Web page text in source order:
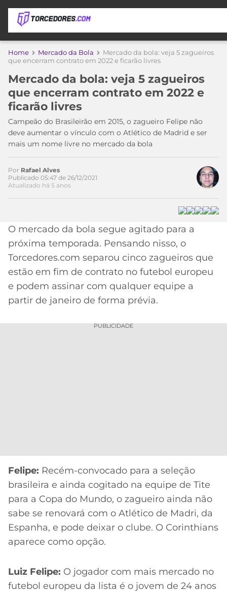
APOSTAS
DE
APOSTA
MELHORES
SITES
DE
APOSTAS
2026
CÓDIGO
DE
INDICAÇÃO
BET365
CÓDIGO
CASSINOS
ONLINE
2026
COPA
DO
MUNDO
TIMES
MEU
TIME
CORINTHIANS
SÃO
PAULO
GRÊMIO
ATLÉTICO
MG
CRUZEIRO
CAMPEONATOS
A
LIBERTADORES
COPA
DO
BRASIL
LALIGA
MERCADO
DA
BOLA
PALPITES
Home Mercado da Bola
Mercado da bola: veja 5 zagueiros
que encerram contrato em 2022 e ficarão livres
Mercado da bola: veja 5 zagueiros
que encerram contrato em 2022 e
ficarão livres
Campeão do Brasileirão em 2015, o zagueiro Felipe não
deve aumentar o vínculo com o Atlético de Madrid e ser
mais um nome livre no mercado da bola
Por Rafael Alves
Publicado 05:47 de 26/12/2021
Atualizado há 5 anos
O mercado da bola segue agitado para a
próxima temporada. Pensando nisso, o
Torcedores.com separou cinco zagueiros que
estão em fim de contrato no futebol europeu
e podem assinar com qualquer equipe a
partir de janeiro de forma prévia.
PUBLICIDADE
Felipe: Recém-convocado para a seleção
brasileira e ainda cogitado na equipe de Tite
para a Copa do Mundo, o zagueiro ainda não
sabe se renovará com o Atlético de Madri, da
Espanha, e pode deixar o clube. O Corinthians
aparece como opção.
Luiz Felipe: O jogador com mais mercado no
futebol europeu da lista é o jovem de 24 anos